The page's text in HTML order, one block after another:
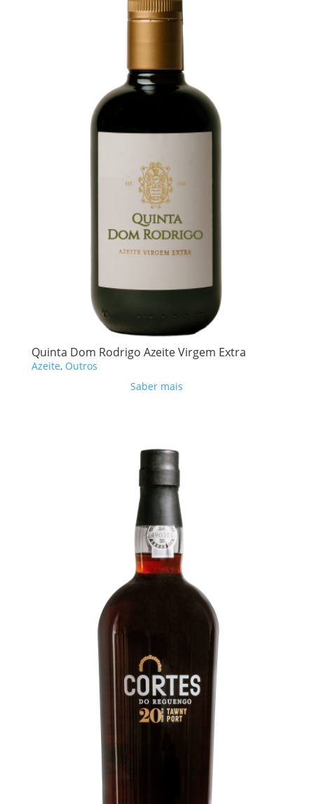
Quinta Dom Rodrigo Azeite Virgem Extra
Azeite, Outros
Saber mais